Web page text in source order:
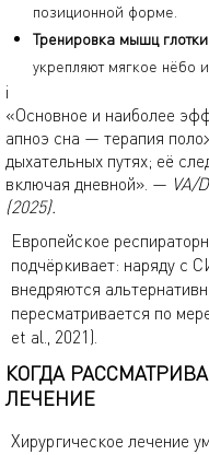
позиционной форме.
Тренировка мышц
укрепляют мягкое нёбо
i
«Основное и наиболее
апноэ сна — терапия
дыхательных путях; её
включая дневной». — VA/
(2025).
Европейское
подчёркивает: наряду с
внедряются
пересматривается по
et al., 2021).
КОГДА
ЛЕЧЕНИЕ
Хирургическое лечение